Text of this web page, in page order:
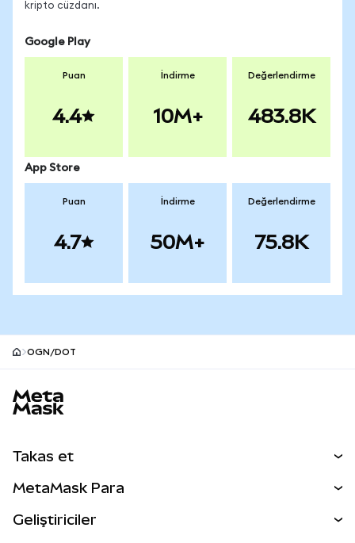
kripto cüzdanı.
Google Play
Puan
4.4
İndirme
10M+
Değerlendirme
483.8K
App Store
Puan
4.7
İndirme
50M+
Değerlendirme
75.8K
OGN/DOT
Takas et
Perps
MetaMask Para
Geliştiriciler